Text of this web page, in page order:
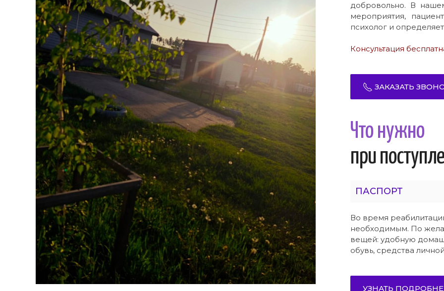
добровольно. В
мероприятия,
психолог и
Консультация
ЗАКАЗАТЬ
Что нужно
при
ПАСПОРТ
Во время
необходимым. По
вещей: удобную
обувь, средства
УЗНАТЬ